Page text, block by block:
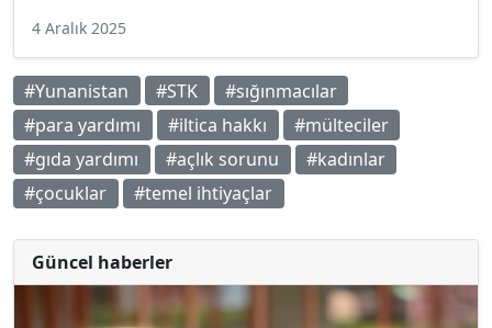
4 Aralık 2025
#Yunanistan #STK
#sığınmacılar
#para yardımı
#iltica hakkı
#mülteciler
#gıda yardımı
#açlık sorunu
#kadınlar
#çocuklar
#temel ihtiyaçlar
Güncel haberler